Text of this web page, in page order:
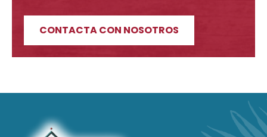
CONTACTA CON NOSOTROS